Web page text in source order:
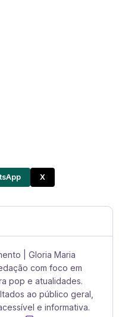
X
| Gloria Maria
com foco em
pop e atualidades.
ao público geral,
e informativa.